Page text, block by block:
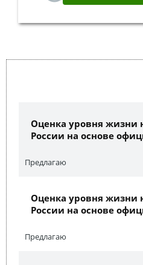
Оценка уровня жизни
России на основе
Предлагаю
Оценка уровня жизни
России на основе
Предлагаю